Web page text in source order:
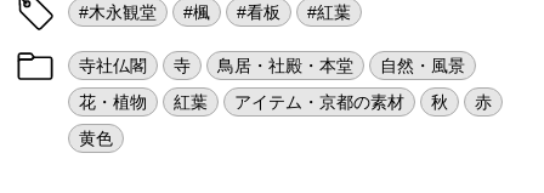
#木永観堂 #楓 #看板 #紅葉
寺社仏閣 寺 鳥居・社殿・本堂
自然・風景
花・植物
紅葉 アイテム・京都の素材 秋
赤
黄色